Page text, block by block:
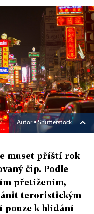
Autor ▪Shutterstock
muset příští rok
čip. Podle
přetížením,
teroristickým
pouze k hlídání